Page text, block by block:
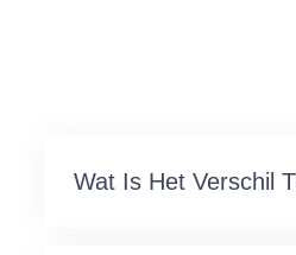
Wat Is Het Verschil